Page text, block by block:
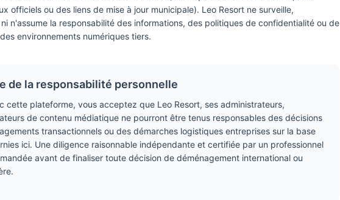
officiels ou des liens de mise à jour municipale). Leo Resort ne surveille,
n'assume la responsabilité des informations, des politiques de confidentialité ou de
environnements numériques tiers.
de la responsabilité personnelle
cette plateforme, vous acceptez que Leo Resort, ses administrateurs,
de contenu médiatique ne pourront être tenus responsables des décisions
transactionnels ou des démarches logistiques entreprises sur la base
ici. Une diligence raisonnable indépendante et certifiée par un professionnel
avant de finaliser toute décision de déménagement international ou